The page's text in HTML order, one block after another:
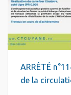
ARRÊTÉ
de la